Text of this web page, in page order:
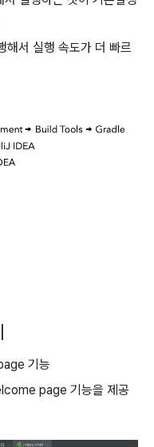
해서 실행 속도가 더 빠르
기능
page 기능을 제공